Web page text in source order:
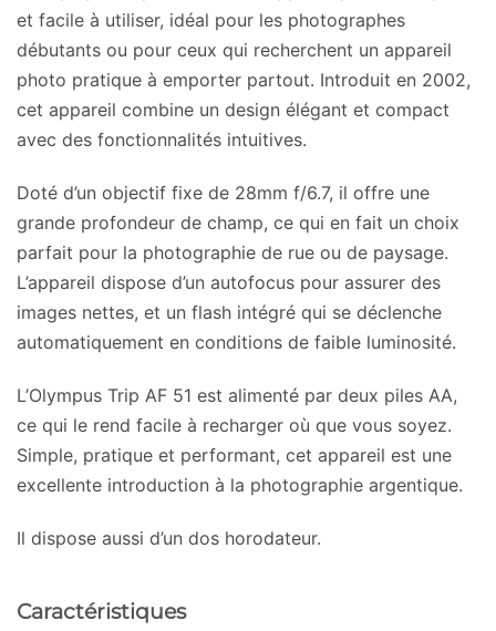
et facile à utiliser, idéal pour les photographes
débutants ou pour ceux qui recherchent un appareil
photo pratique à emporter partout. Introduit en 2002,
cet appareil combine un design élégant et compact
avec des fonctionnalités intuitives.
Doté d’un objectif fixe de 28mm f/6.7, il offre une
grande profondeur de champ, ce qui en fait un choix
parfait pour la photographie de rue ou de paysage.
L’appareil dispose d’un autofocus pour assurer des
images nettes, et un flash intégré qui se déclenche
automatiquement en conditions de faible luminosité.
L’Olympus Trip AF 51 est alimenté par deux piles AA,
ce qui le rend facile à recharger où que vous soyez.
Simple, pratique et performant, cet appareil est une
excellente introduction à la photographie argentique.
Il dispose aussi d’un dos horodateur.
Caractéristiques